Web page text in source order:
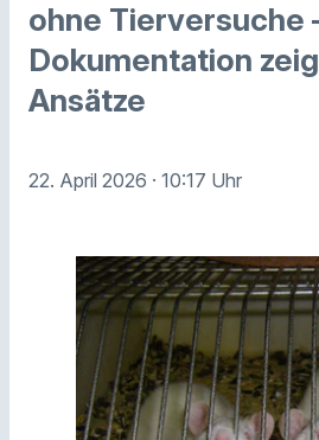
ohne Tierversuche
Dokumentation
Ansätze
22. April 2026 · 10:17 Uhr